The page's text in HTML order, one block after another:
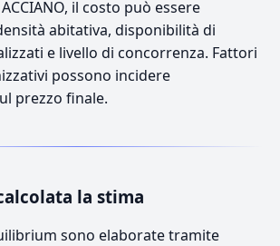
il costo può essere
abitativa, disponibilità di
e livello di concorrenza. Fattori
possono incidere
prezzo finale.
la stima
sono elaborate tramite